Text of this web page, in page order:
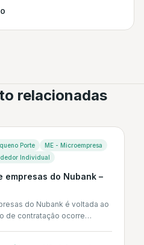
relacionadas
Porte
ME - Microempresa
Individual
empresas do Nubank –
do Nubank é voltada ao
de contratação ocorre